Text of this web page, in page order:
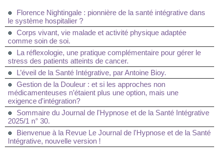
Florence Nightingale : pionnière de la santé intégrative dans
le système hospitalier ?
Corps vivant, vie malade et activité physique adaptée
comme soin de soi.
La réflexologie, une pratique complémentaire pour gérer le
stress des patients atteints de cancer.
L’éveil de la Santé Intégrative, par Antoine Bioy.
Gestion de la Douleur : et si les approches non
médicamenteuses n’étaient plus une option, mais une
exigence d'intégration?
Sommaire du Journal de l'Hypnose et de la Santé Intégrative
2025/1 n° 30.
Bienvenue à la Revue Le Journal de l'Hypnose et de la Santé
Intégrative, nouvelle version !